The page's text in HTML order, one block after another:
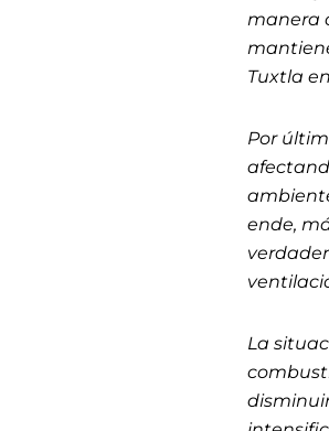
manera
Tuxtla
Por
ende,
La